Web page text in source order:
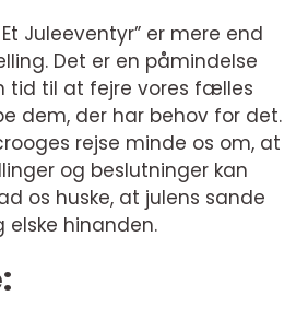
Juleeventyr” er mere end
Det er en påmindelse
tid til at fejre vores fælles
dem, der har behov for det.
rejse minde os om, at
og beslutninger kan
os huske, at julens sande
hinanden.